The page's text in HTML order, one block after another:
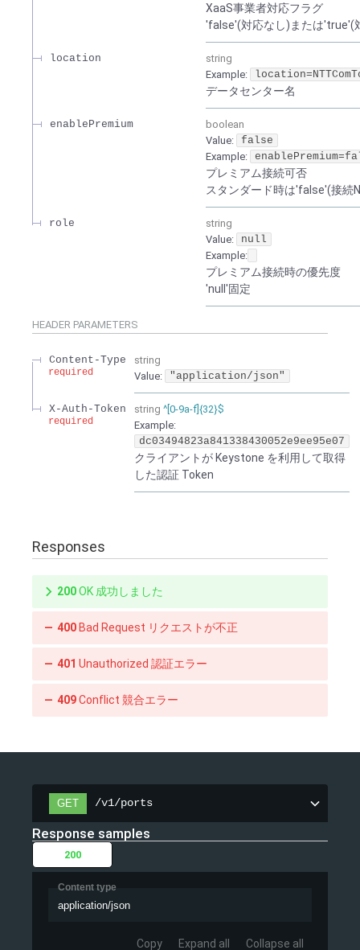
XaaS事業者対応フラグ
'false'(対応なし)または'true'(
location
string
Example:
データセンター名
enablePremium
boolean
Value:
false
Example:
プレミアム接続可否
スタンダード時は'false'(接続
role
string
Value:
null
Example:
プレミアム接続時の優先度
'null'固定
HEADER PARAMETERS
Content-Type
required
string
Value: "application/json"
X-Auth-Token
required
string ^[0-9a-f]{32}$
Example:
dc03494823a841338430052e9ee95e07
クライアントが Keystone を利用して取得
した認証 Token
Responses
200OK 成功しました
400 Bad Request リクエストが不正
401 Unauthorized 認証エラー
409Conflict 競合エラー
GET /v1/ports
Response samples
200
Content type
application/json
Copy Expand all Collapse all